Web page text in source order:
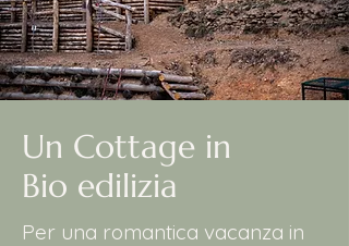
Un Cottage in
Bio edilizia
Per una romantica vacanza in